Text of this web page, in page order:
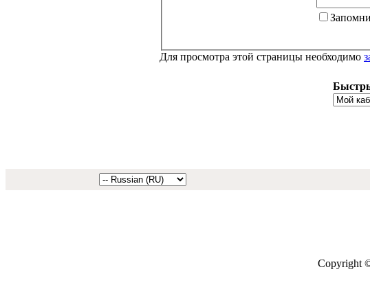
Для просмотра этой страницы необходимо
Copyright